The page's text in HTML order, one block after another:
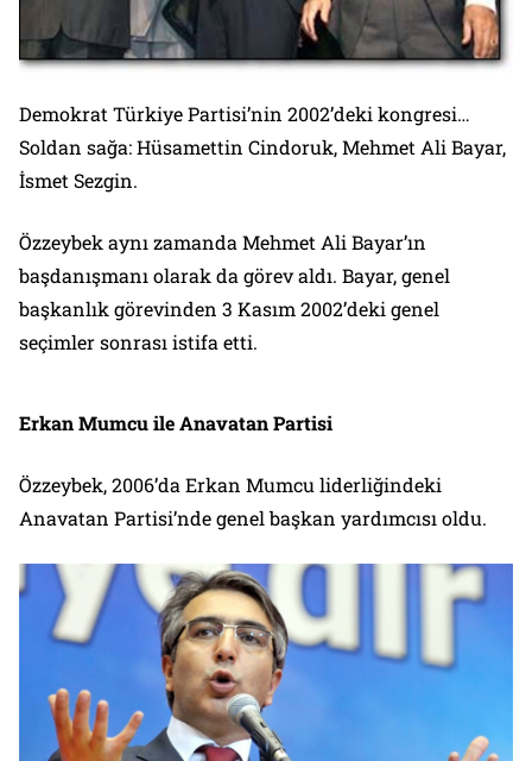
Demokrat Türkiye Partisi’nin 2002’deki kongresi…
Soldan sağa: Hüsamettin Cindoruk, Mehmet Ali Bayar,
İsmet Sezgin.
Özzeybek aynı zamanda Mehmet Ali Bayar’ın
başdanışmanı olarak da görev aldı. Bayar, genel
başkanlık görevinden 3 Kasım 2002’deki genel
seçimler sonrası istifa etti.
Erkan Mumcu ile Anavatan Partisi
Özzeybek, 2006’da Erkan Mumcu liderliğindeki
Anavatan Partisi’nde genel başkan yardımcısı oldu.